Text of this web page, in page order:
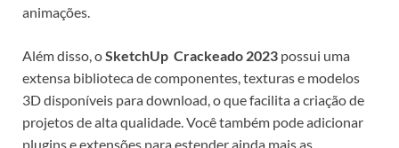
animações.
Além disso, oSketchUp Crackeado 2023 possui uma
extensa biblioteca de componentes, texturas e modelos
3D disponíveis para download, o que facilita a criação de
projetos de alta qualidade. Você também pode adicionar
plugins e extensões para estender ainda mais as